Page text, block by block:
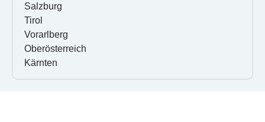
Salzburg
Tirol
Vorarlberg
Oberösterreich
Kärnten